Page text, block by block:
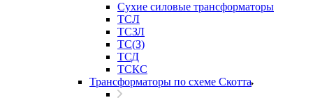
Сухие силовые трансформаторы
ТСЛ
ТСЗЛ
ТС(З)
ТСД
ТСКС
Трансформаторы по схеме Скотта